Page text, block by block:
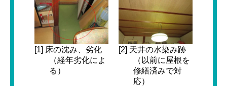
[1] 床の沈み、劣化
（経年劣化によ
る）
[2] 天井の水染み跡
（以前に屋根を
修繕済みで対
応）